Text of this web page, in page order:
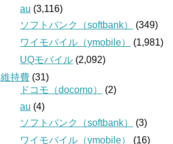
au (3,116)
ソフトバンク（softbank）
(349)
ワイモバイル（ymobile）
(1,981)
UQモバイル (2,092)
維持費 (31)
ドコモ（docomo）
(2)
au (4)
ソフトバンク（softbank）
(3)
ワイモバイル（ymobile）
(16)